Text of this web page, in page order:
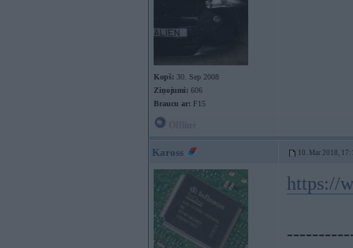
Kopš: 30. Sep 2008
Ziņojumi: 606
Braucu ar: F15
Kaross 10. Mar 2018,
https://